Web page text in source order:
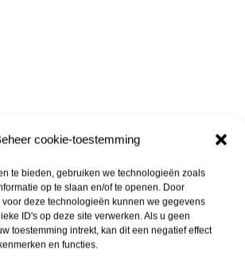
cookie-toestemming
te bieden, gebruiken we technologieën zoals
op te slaan en/of te openen. Door
deze technologieën kunnen we gegevens
ID's op deze site verwerken. Als u geen
toestemming intrekt, kan dit een negatief effect
en functies.
toepassing)